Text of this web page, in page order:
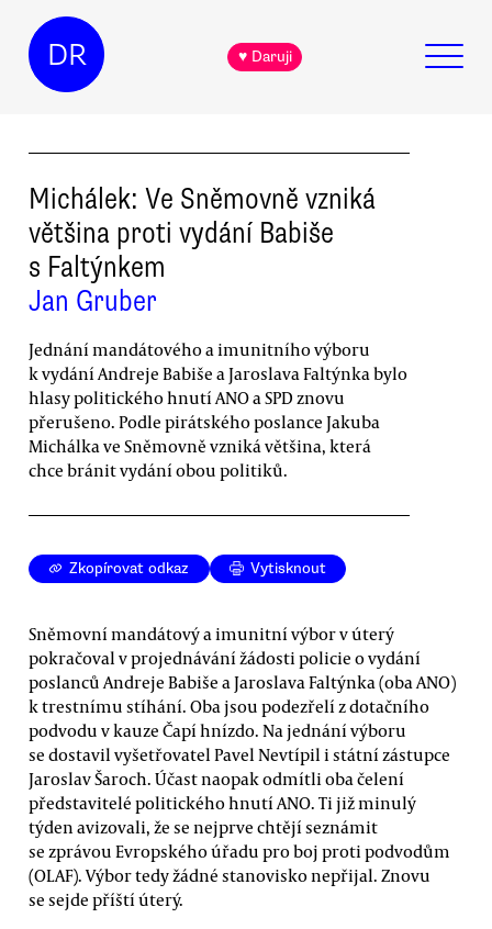
DR ♥ Daruji
Michálek: Ve Sněmovně vzniká
většina proti vydání Babiše
s Faltýnkem
Jan Gruber
Jednání mandátového a imunitního výboru
k vydání Andreje Babiše a Jaroslava Faltýnka bylo
hlasy politického hnutí ANO a SPD znovu
přerušeno. Podle pirátského poslance Jakuba
Michálka ve Sněmovně vzniká většina, která
chce bránit vydání obou politiků.
Zkopírovat odkaz Vytisknout
Sněmovní mandátový a imunitní výbor v úterý
pokračoval v projednávání žádosti policie o vydání
poslanců Andreje Babiše a Jaroslava Faltýnka (oba ANO)
k trestnímu stíhání. Oba jsou podezřelí z dotačního
podvodu v kauze Čapí hnízdo. Na jednání výboru
se dostavil vyšetřovatel Pavel Nevtípil i státní zástupce
Jaroslav Šaroch. Účast naopak odmítli oba čelení
představitelé politického hnutí ANO. Ti již minulý
týden avizovali, že se nejprve chtějí seznámit
se zprávou Evropského úřadu pro boj proti podvodům
(OLAF). Výbor tedy žádné stanovisko nepřijal. Znovu
se sejde příští úterý.